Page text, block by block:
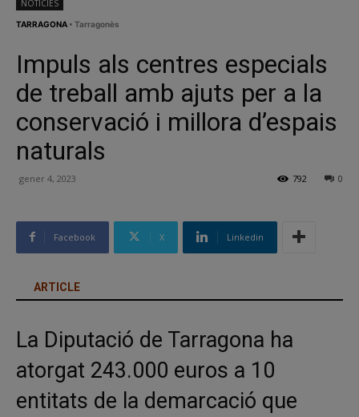
NOTÍCIES
TARRAGONA • Tarragonès
Impuls als centres especials
de treball amb ajuts per a la
conservació i millora d’espais
naturals
gener 4, 2023 0
792
Facebook X Linkedin
ARTICLE
La Diputació de Tarragona ha
atorgat 243.000 euros a 10
entitats de la demarcació que